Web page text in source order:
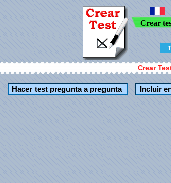
Crear
Crear